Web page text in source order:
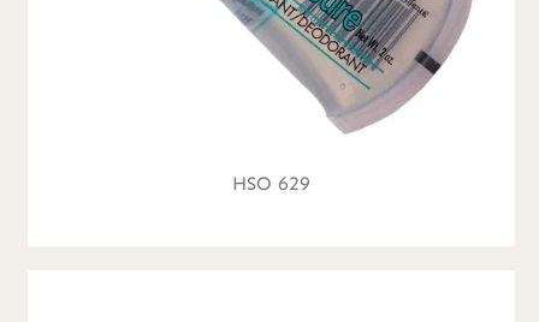
HSO 629